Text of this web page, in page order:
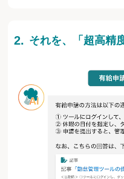
それを、「超高精